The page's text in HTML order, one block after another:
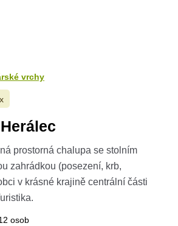
vrchy
x
prostorná chalupa se stolním
zahrádkou (posezení, krb,
v krásné krajině centrální části
osob